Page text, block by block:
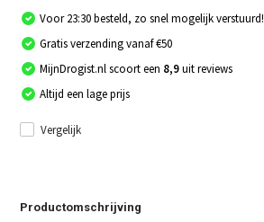
Voor 23:30 besteld, zo snel mogelijk verstuurd!
Gratis verzending vanaf €50
MijnDrogist.nl scoort een 8,9uit reviews
Altijd een lage prijs
Vergelijk
Productomschrijving